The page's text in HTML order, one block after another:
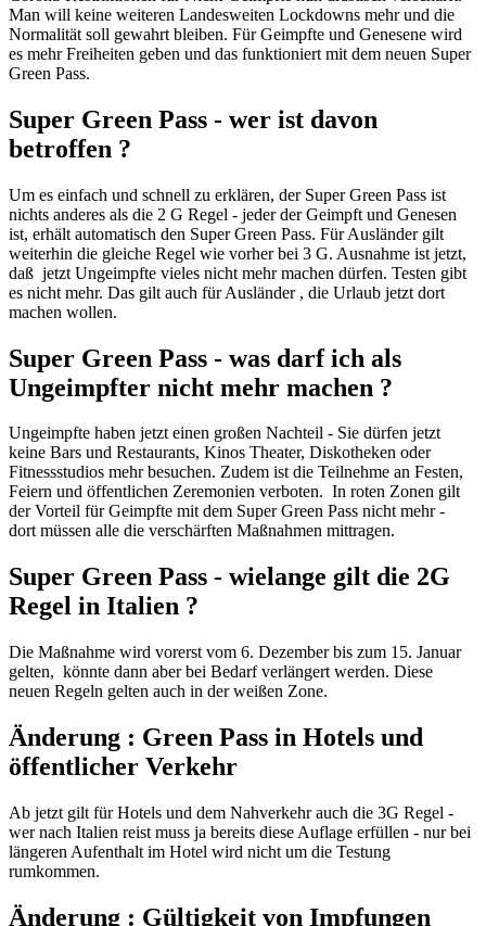
Man will keine weiteren Landesweiten Lockdowns mehr und die
Normalität soll gewahrt bleiben. Für Geimpfte und Genesene wird
es mehr Freiheiten geben und das funktioniert mit dem neuen Super
Green Pass.
Super Green Pass - wer ist davon
betroffen ?
Um es einfach und schnell zu erklären, der Super Green Pass ist
nichts anderes als die 2 G Regel - jeder der Geimpft und Genesen
ist, erhält automatisch den Super Green Pass. Für Ausländer gilt
weiterhin die gleiche Regel wie vorher bei 3 G. Ausnahme ist jetzt,
daß jetzt Ungeimpfte vieles nicht mehr machen dürfen. Testen gibt
es nicht mehr. Das gilt auch für Ausländer , die Urlaub jetzt dort
machen wollen.
Super Green Pass - was darf ich als
Ungeimpfter nicht mehr machen ?
Ungeimpfte haben jetzt einen großen Nachteil - Sie dürfen jetzt
keine Bars und Restaurants, Kinos Theater, Diskotheken oder
Fitnessstudios mehr besuchen. Zudem ist die Teilnehme an Festen,
Feiern und öffentlichen Zeremonien verboten. In roten Zonen gilt
der Vorteil für Geimpfte mit dem Super Green Pass nicht mehr -
dort müssen alle die verschärften Maßnahmen mittragen.
Super Green Pass - wielange gilt die 2G
Regel in Italien ?
Die Maßnahme wird vorerst vom 6. Dezember bis zum 15. Januar
gelten, könnte dann aber bei Bedarf verlängert werden. Diese
neuen Regeln gelten auch in der weißen Zone.
Änderung : Green Pass in Hotels und
öffentlicher Verkehr
Ab jetzt gilt für Hotels und dem Nahverkehr auch die 3G Regel -
wer nach Italien reist muss ja bereits diese Auflage erfüllen - nur bei
längeren Aufenthalt im Hotel wird nicht um die Testung
rumkommen.
Änderung : Gültigkeit von Impfungen